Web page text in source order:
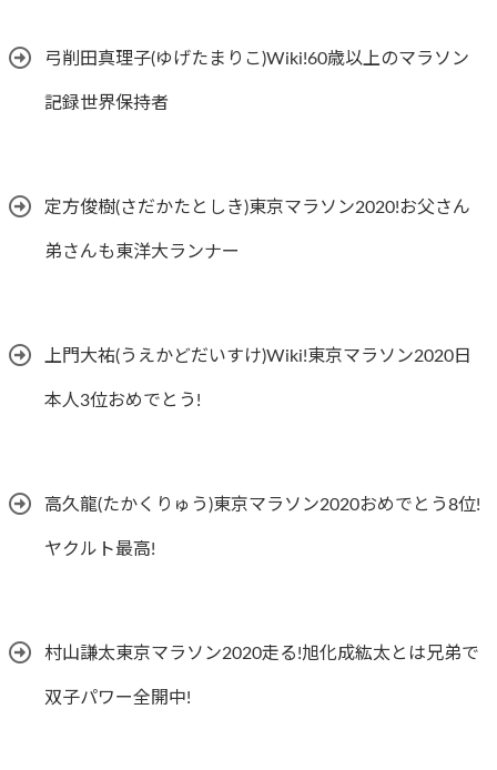
弓削田真理子(ゆげたまりこ)Wiki!60歳以上のマラソン
記録世界保持者
定方俊樹(さだかたとしき)東京マラソン2020!お父さん
弟さんも東洋大ランナー
上門大祐(うえかどだいすけ)Wiki!東京マラソン2020日
本人3位おめでとう!
高久龍(たかくりゅう)東京マラソン2020おめでとう8位!
ヤクルト最高!
村山謙太東京マラソン2020走る!旭化成紘太とは兄弟で
双子パワー全開中!